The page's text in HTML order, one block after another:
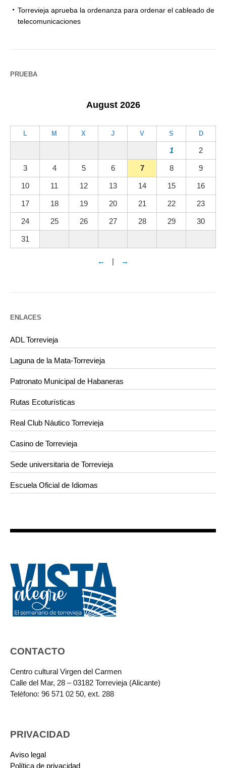
Torrevieja aprueba la ordenanza para ordenar el cableado de
telecomunicaciones
PRUEBA
August 2026
L M X J V S D
1 2
3 4 5 6 7 8 9
10 11 12 13 14 15 16
17 18 19 20 21 22 23
24 25 26 27 28 29 30
31
← | →
ENLACES
ADL Torrevieja
Laguna de la Mata-Torrevieja
Patronato Municipal de Habaneras
Rutas Ecoturísticas
Real Club Náutico Torrevieja
Casino de Torrevieja
Sede universitaria de Torrevieja
Escuela Oficial de Idiomas
CONTACTO
Centro cultural Virgen del Carmen
Calle del Mar, 28 – 03182 Torrevieja (Alicante)
Teléfono: 96 571 02 50, ext. 288
PRIVACIDAD
Aviso legal
Política de privacidad